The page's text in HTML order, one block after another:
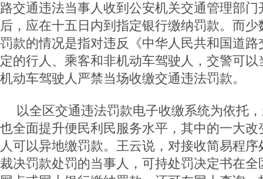
路交通违法当事人收到公安机关交通管理部
后，应在十五日内到指定银行缴纳罚款。而
罚款的情况是指对违反《中华人民共和国道
定的行人、乘客和非机动车驾驶人，交警可
机动车驾驶人严禁当场收缴交通违法罚款。
以全区交通违法罚款电子收缴系统为依托
也全面提升便民利民服务水平，其中的一大
人可以异地缴罚款。王云说，对接收简易程
裁决罚款处罚的当事人，可持处罚决定书在